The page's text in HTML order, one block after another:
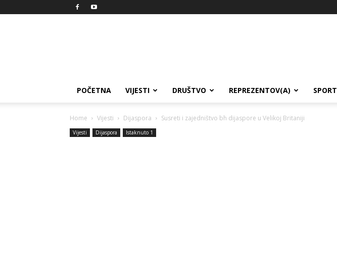
POČETNA VIJESTI DRUŠTVO REPREZENTOV(A) SPORT
Home Vijesti Dijaspora Susreti i zajedništvo bh dijaspore u Velikoj Britaniji
Vijesti Dijaspora Istaknuto 1